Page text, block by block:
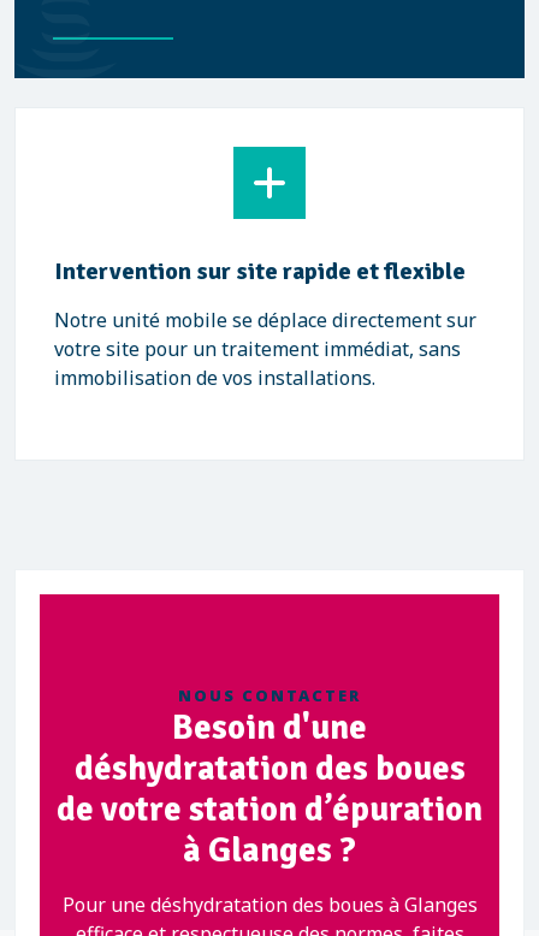
Intervention sur site rapide et flexible
Notre unité mobile se déplace directement sur
votre site pour un traitement immédiat, sans
immobilisation de vos installations.
NOUS CONTACTER
Besoin d'une
déshydratation des boues
de votre station d’épuration
à Glanges ?
Pour une déshydratation des boues à Glanges